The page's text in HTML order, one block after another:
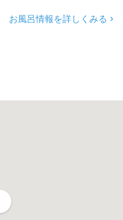
お風呂情報を詳しくみる